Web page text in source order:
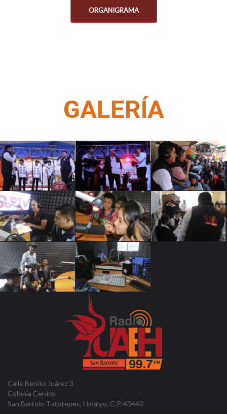
ORGANIGRAMA
GALERÍA
Calle Benito Juárez 3
Colonia Centro
San Bartolo Tutotepec, Hidalgo, C.P. 43440